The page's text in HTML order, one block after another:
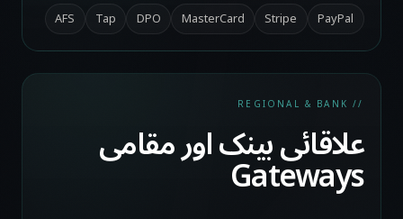
PayPal
Stripe
MasterCard
DPO
Tap
AFS
// REGIONAL & BANK
علاقائی بینک اور مقامی
Gateways